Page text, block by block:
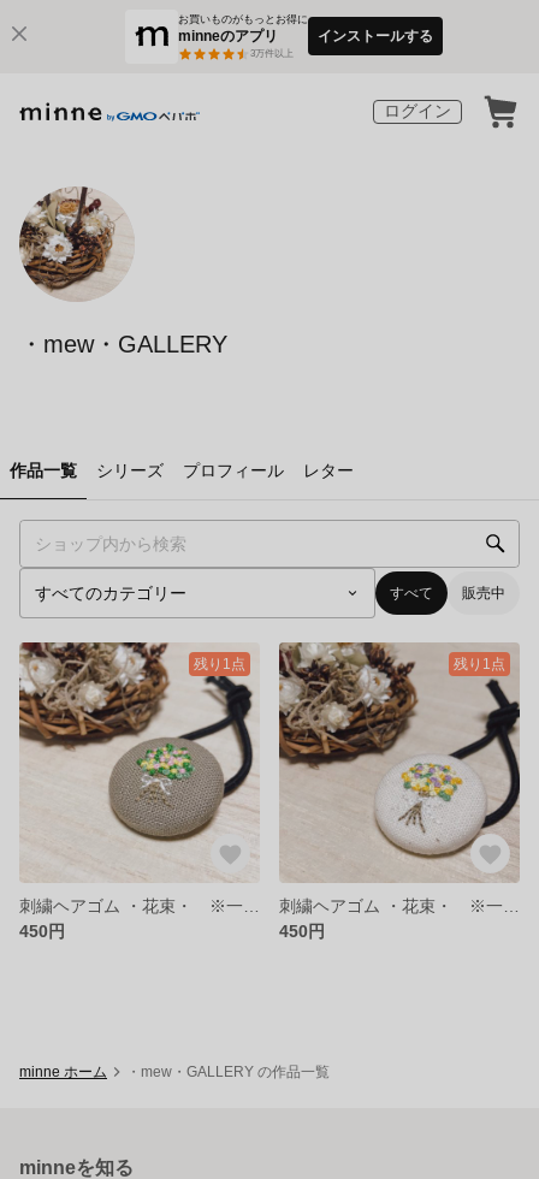
お買いものがもっとお得に
minneのアプリ
3万件以上
インストールする
ログイン
・mew・GALLERY
作品一覧 シリーズ プロフィール レター
すべて 販売中
残り1点
450円
残り1点
450円
minne ホーム ・mew・GALLERY の作品一覧
minneを知る